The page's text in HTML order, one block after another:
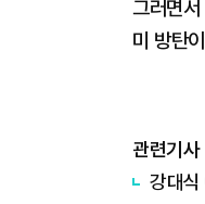
그러면
미 방탄
관련기사
강대식